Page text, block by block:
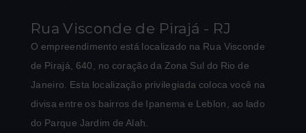
Rua Visconde de Pirajá - RJ
O empreendimento está localizado na Rua Visconde
de Pirajá, 640, no coração da Zona Sul do Rio de
Janeiro. Esta localização privilegiada coloca você na
divisa entre os bairros de Ipanema e Leblon, ao lado
do Parque Jardim de Alah.